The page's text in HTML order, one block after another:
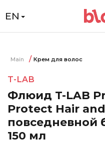
EN
Main Крем для волос
T-LAB
Флюид T-LAB
Protect Hair
повседневной
150 мл